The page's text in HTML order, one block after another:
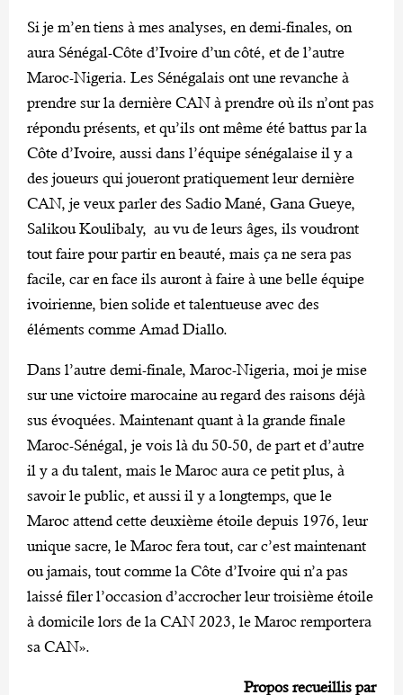
Si je m’en tiens à mes analyses, en demi-finales, on
aura Sénégal-Côte d’Ivoire d’un côté, et de l’autre
Maroc-Nigeria. Les Sénégalais ont une revanche à
prendre sur la dernière CAN à prendre où ils n’ont pas
répondu présents, et qu’ils ont même été battus par la
Côte d’Ivoire, aussi dans l’équipe sénégalaise il y a
des joueurs qui joueront pratiquement leur dernière
CAN, je veux parler des Sadio Mané, Gana Gueye,
Salikou Koulibaly, au vu de leurs âges, ils voudront
tout faire pour partir en beauté, mais ça ne sera pas
facile, car en face ils auront à faire à une belle équipe
ivoirienne, bien solide et talentueuse avec des
éléments comme Amad Diallo.
Dans l’autre demi-finale, Maroc-Nigeria, moi je mise
sur une victoire marocaine au regard des raisons déjà
sus évoquées. Maintenant quant à la grande finale
Maroc-Sénégal, je vois là du 50-50, de part et d’autre
il y a du talent, mais le Maroc aura ce petit plus, à
savoir le public, et aussi il y a longtemps, que le
Maroc attend cette deuxième étoile depuis 1976, leur
unique sacre, le Maroc fera tout, car c’est maintenant
ou jamais, tout comme la Côte d’Ivoire qui n’a pas
laissé filer l’occasion d’accrocher leur troisième étoile
à domicile lors de la CAN 2023, le Maroc remportera
sa CAN».
Propos recueillis par